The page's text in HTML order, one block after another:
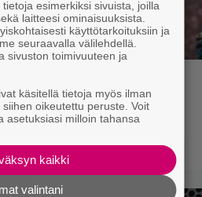
jotain uutta” –
Kisser nimeää
ovat tehneet
esimerkiksi sivuista, joilla
laitteesi ominaisuuksista.
käyttötarkoituksiin ja
seuraavalla välilehdellä.
sivuston toimivuuteen ja
käsitellä tietoja myös ilman
oikeutettu peruste. Voit
asetuksiasi milloin tahansa
kaikki
valintani